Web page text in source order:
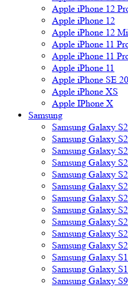
Apple iPhone 12
Apple iPhone 12
Apple iPhone 12
Apple iPhone 11
Apple iPhone 11
Apple iPhone 11
Apple iPhone SE
Apple iPhone XS
Apple IPhone X
Samsung
Samsung Galaxy
Samsung Galaxy
Samsung Galaxy
Samsung Galaxy
Samsung Galaxy
Samsung Galaxy
Samsung Galaxy
Samsung Galaxy
Samsung Galaxy
Samsung Galaxy
Samsung Galaxy
Samsung Galaxy
Samsung Galaxy
Samsung Galaxy